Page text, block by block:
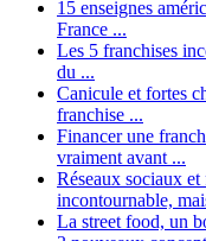
15 enseignes
France ...
Les 5 franchises
du ...
Canicule et fortes
franchise ...
Financer une
vraiment avant ...
Réseaux sociaux
incontournable,
La street food, un